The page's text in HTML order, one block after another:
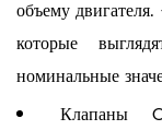
объему двигателя.
которые
номинальные
Клапаны